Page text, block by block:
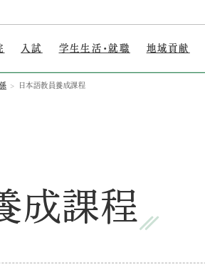
入試 学生生活・就職 地域貢献
日本語教員養成課程
成課程